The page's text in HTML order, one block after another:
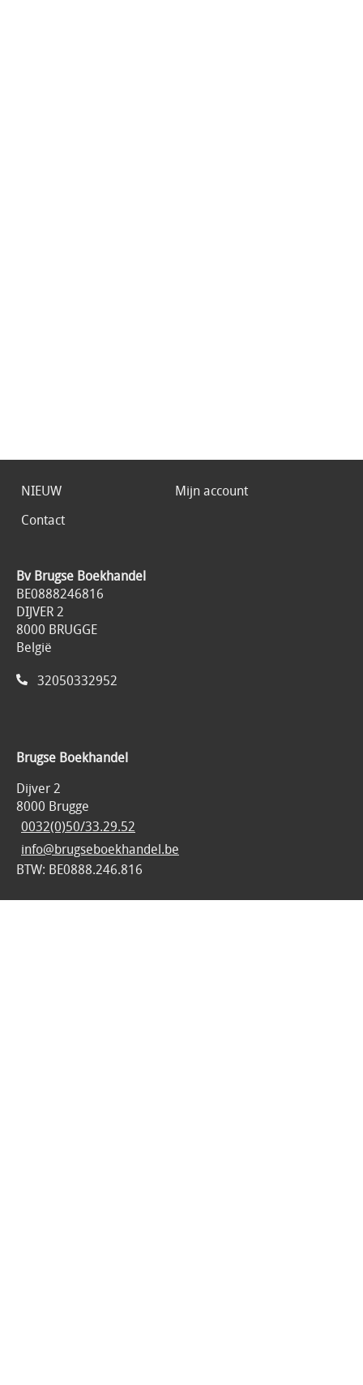
NIEUW
Mijn account
Contact
Bv Brugse Boekhandel
BE0888246816
DIJVER 2
8000 BRUGGE
België
32050332952
Brugse Boekhandel
Dijver 2
8000 Brugge
0032(0)50/33.29.52
info@brugseboekhandel.be
BTW: BE0888.246.816